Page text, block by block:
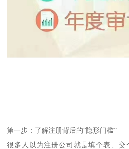
第一步：了解注册背后的“隐形门槛”
很多人以为注册公司就是填个表、交